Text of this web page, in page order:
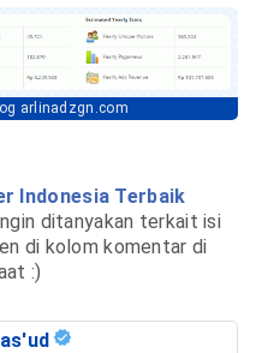
arlinadzgn.com
Indonesia Terbaik
ditanyakan terkait isi
di kolom komentar di
:)